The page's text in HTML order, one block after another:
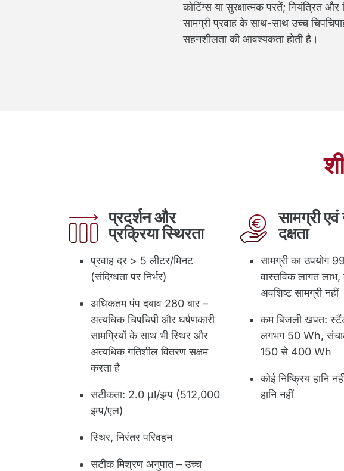
कोटिंग्स या सुरक्षात्मक परतें; नियंत्रित और
सामग्री प्रवाह के साथ-साथ उच्च
सहनशीलता की आवश्यकता होती है।
प्रदर्शन और
प्रक्रिया स्थिरता
प्रवाह दर > 5 लीटर/मिनट
(संदिग्धता पर निर्भर)
अधिकतम पंप दबाव 280 बार –
अत्यधिक चिपचिपी और घर्षणकारी
सामग्रियों के साथ भी स्थिर और
अत्यधिक गतिशील वितरण सक्षम
करता है
सटीकता: 2.0 µl/इम्प (512,000
इम्प/एल)
स्थिर, निरंतर परिवहन
सटीक मिश्रण अनुपात – उच्च
सामग्री एवं
दक्षता
सामग्री का उपयोग
वास्तविक लागत
अवशिष्ट सामग्री नहीं
कम बिजली खपत:
लगभग 50 Wh,
150 से 400 Wh
कोई निष्क्रिय हानि
हानि नहीं